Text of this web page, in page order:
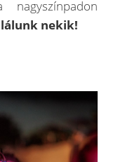
nekik!